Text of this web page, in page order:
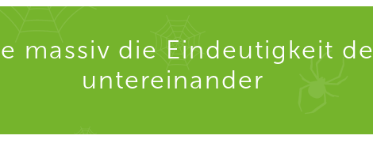
massiv die Eindeutigkeit
untereinander